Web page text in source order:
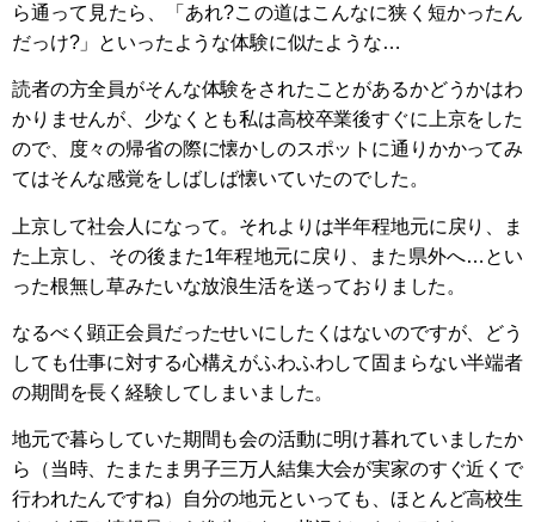
ら通って見たら、「あれ?この道はこんなに狭く短かったん
だっけ?」といったような体験に似たような…
読者の方全員がそんな体験をされたことがあるかどうかはわ
かりませんが、少なくとも私は高校卒業後すぐに上京をした
ので、度々の帰省の際に懐かしのスポットに通りかかってみ
てはそんな感覚をしばしば懐いていたのでした。
上京して社会人になって。それよりは半年程地元に戻り、ま
た上京し、その後また1年程地元に戻り、また県外へ…とい
った根無し草みたいな放浪生活を送っておりました。
なるべく顕正会員だったせいにしたくはないのですが、どう
しても仕事に対する心構えがふわふわして固まらない半端者
の期間を長く経験してしまいました。
地元で暮らしていた期間も会の活動に明け暮れていましたか
ら（当時、たまたま男子三万人結集大会が実家のすぐ近くで
行われたんですね）自分の地元といっても、ほとんど高校生